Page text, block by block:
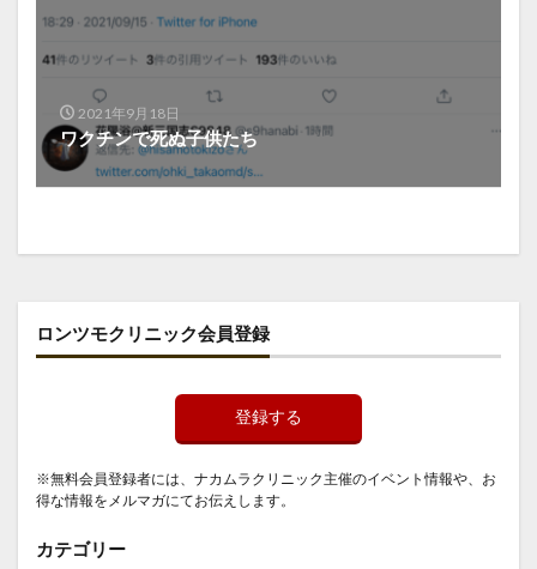
2021年9月18日
ワクチンで死ぬ子供たち
ロンツモクリニック会員登録
登録する
※無料会員登録者には、ナカムラクリニック主催のイベント情報や、お
得な情報をメルマガにてお伝えします。
カテゴリー